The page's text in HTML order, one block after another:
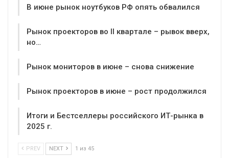
В июне рынок ноутбуков РФ опять обвалился
Рынок проекторов во II квартале – рывок вверх,
но…
Рынок мониторов в июне – снова снижение
Рынок проекторов в июне – рост продолжился
Итоги и Бестселлеры российского ИТ-рынка в
2025 г.
PREV NEXT 1 из 45